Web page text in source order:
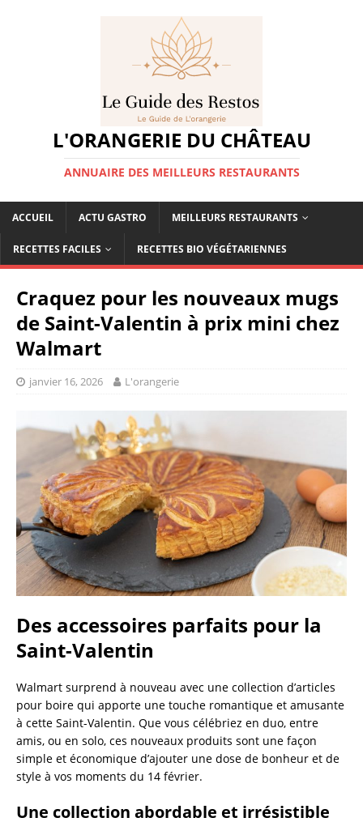
L'ORANGERIE DU CHÂTEAU
ANNUAIRE DES MEILLEURS RESTAURANTS
ACCUEIL ACTU GASTRO MEILLEURS RESTAURANTS
RECETTES FACILES RECETTES BIO VÉGÉTARIENNES
Craquez pour les nouveaux mugs
de Saint-Valentin à prix mini chez
Walmart
janvier 16, 2026 L'orangerie
Des accessoires parfaits pour la
Saint-Valentin
Walmart surprend à nouveau avec une collection d’articles
pour boire qui apporte une touche romantique et amusante
à cette Saint-Valentin. Que vous célébriez en duo, entre
amis, ou en solo, ces nouveaux produits sont une façon
simple et économique d’ajouter une dose de bonheur et de
style à vos moments du 14 février.
Une collection abordable et irrésistible